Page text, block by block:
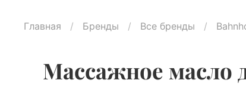
Главная Бренды Все бренды
Массажное масло